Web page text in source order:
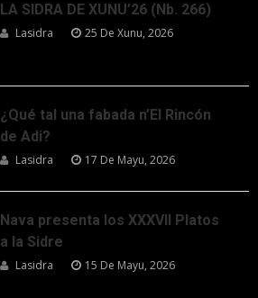
LA SIDRA DE XUNU’26 (Nb. 266)
Lasidra 25 De Xunu, 2026
¿Qué tal una fabada n’El Rincón
de Adi?
Lasidra 17 De Mayu, 2026
Nava presenta los XXXVII Platos
a la Sidre
Lasidra 15 De Mayu, 2026